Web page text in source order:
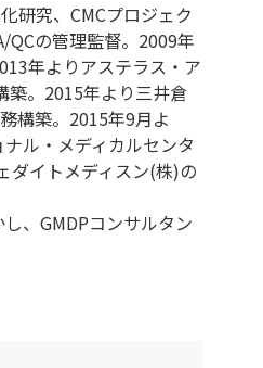
研究、CMCプロジェク
QCの管理監督。2009年
年よりアステラス・ア
築。2015年より三井倉
構築。2015年9月よ
ル・メディカルセンタ
ダイトメディスン(株)の
、GMDPコンサルタン